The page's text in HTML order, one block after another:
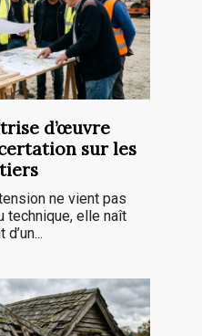
d’œuvre
sur les
ne vient pas
technique, elle naît